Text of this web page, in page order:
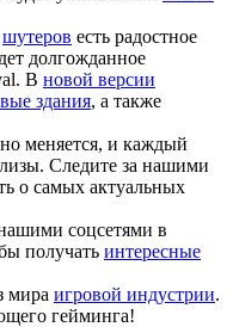
шутеров есть радостное
долгожданное
В новой версии
здания, а также
меняется, и каждый
Следите за нашими
о самых актуальных
соцсетями в
получать интересные
мира игровой индустрии.
гейминга!